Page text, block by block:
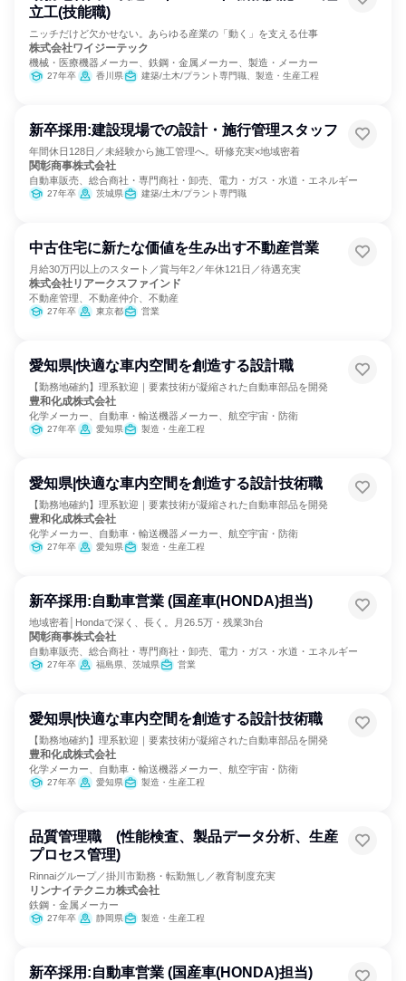
立工(技能職)
ニッチだけど欠かせない。あらゆる産業の「動く」を支える仕事
株式会社ワイジーテック
機械・医療機器メーカー、鉄鋼・金属メーカー、製造・メーカー
27年卒 香川県 建築/土木/プラント専門職、製造・生産工程
新卒採用:建設現場での設計・施行管理スタッフ
年間休日128日／未経験から施工管理へ。研修充実×地域密着
関彰商事株式会社
自動車販売、総合商社・専門商社・卸売、電力・ガス・水道・エネルギー
27年卒 茨城県 建築/土木/プラント専門職
中古住宅に新たな価値を生み出す不動産営業
月給30万円以上のスタート／賞与年2／年休121日／待遇充実
株式会社リアークスファインド
不動産管理、不動産仲介、不動産
27年卒 東京都 営業
愛知県|快適な車内空間を創造する設計職
【勤務地確約】理系歓迎｜要素技術が凝縮された自動車部品を開発
豊和化成株式会社
化学メーカー、自動車・輸送機器メーカー、航空宇宙・防衛
27年卒 愛知県 製造・生産工程
愛知県|快適な車内空間を創造する設計技術職
【勤務地確約】理系歓迎｜要素技術が凝縮された自動車部品を開発
豊和化成株式会社
化学メーカー、自動車・輸送機器メーカー、航空宇宙・防衛
27年卒 愛知県 製造・生産工程
新卒採用:自動車営業 (国産車(HONDA)担当)
地域密着│Hondaで深く、長く。月26.5万・残業3h台
関彰商事株式会社
自動車販売、総合商社・専門商社・卸売、電力・ガス・水道・エネルギー
27年卒 福島県、茨城県 営業
愛知県|快適な車内空間を創造する設計技術職
【勤務地確約】理系歓迎｜要素技術が凝縮された自動車部品を開発
豊和化成株式会社
化学メーカー、自動車・輸送機器メーカー、航空宇宙・防衛
27年卒 愛知県 製造・生産工程
品質管理職 (性能検査、製品データ分析、生産
プロセス管理)
Rinnaiグループ／掛川市勤務・転勤無し／教育制度充実
リンナイテクニカ株式会社
鉄鋼・金属メーカー
27年卒 静岡県 製造・生産工程
新卒採用:自動車営業 (国産車(HONDA)担当)